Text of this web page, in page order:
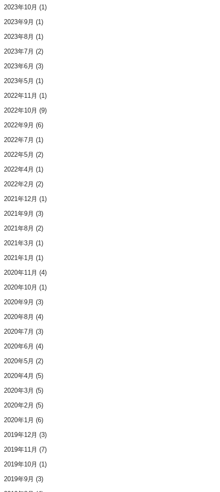
2023年10月 (1)
2023年9月 (1)
2023年8月 (1)
2023年7月 (2)
2023年6月 (3)
2023年5月 (1)
2022年11月 (1)
2022年10月 (9)
2022年9月 (6)
2022年7月 (1)
2022年5月 (2)
2022年4月 (1)
2022年2月 (2)
2021年12月 (1)
2021年9月 (3)
2021年8月 (2)
2021年3月 (1)
2021年1月 (1)
2020年11月 (4)
2020年10月 (1)
2020年9月 (3)
2020年8月 (4)
2020年7月 (3)
2020年6月 (4)
2020年5月 (2)
2020年4月 (5)
2020年3月 (5)
2020年2月 (5)
2020年1月 (6)
2019年12月 (3)
2019年11月 (7)
2019年10月 (1)
2019年9月 (3)